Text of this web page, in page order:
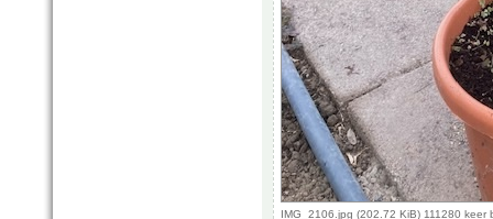
IMG_2106.jpg (202.72 KiB) 111280 keer